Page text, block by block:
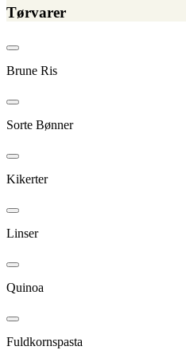
Tørvarer
Brune Ris
Sorte Bønner
Kikerter
Linser
Quinoa
Fuldkornspasta